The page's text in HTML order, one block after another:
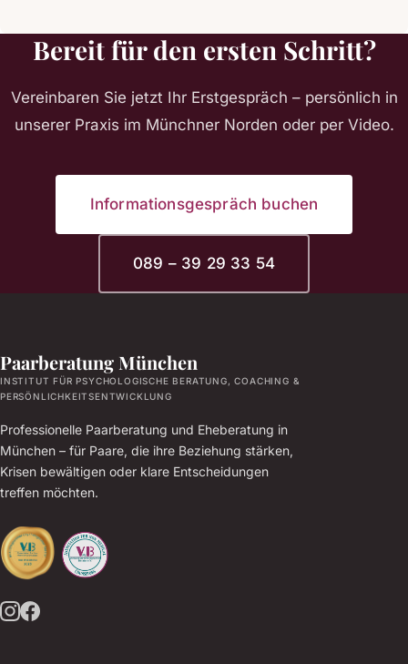
Bereit für den ersten Schritt?
Vereinbaren Sie jetzt Ihr Erstgespräch – persönlich in
unserer Praxis im Münchner Norden oder per Video.
Informationsgespräch buchen
089 – 39 29 33 54
Paarberatung München
INSTITUT FÜR PSYCHOLOGISCHE BERATUNG, COACHING &
PERSÖNLICHKEITSENTWICKLUNG
Professionelle Paarberatung und Eheberatung in
München – für Paare, die ihre Beziehung stärken,
Krisen bewältigen oder klare Entscheidungen
treffen möchten.